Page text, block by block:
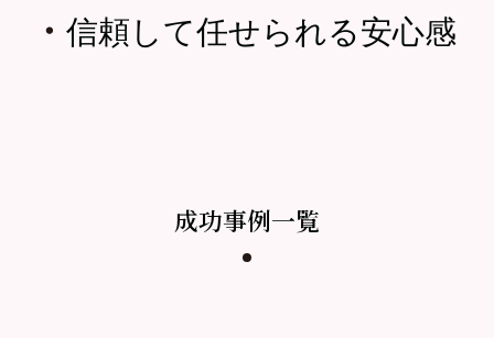
・ 信頼して任せられる安心感
成功事例一覧